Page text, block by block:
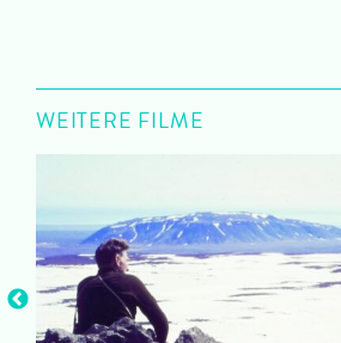
WEITERE FILME